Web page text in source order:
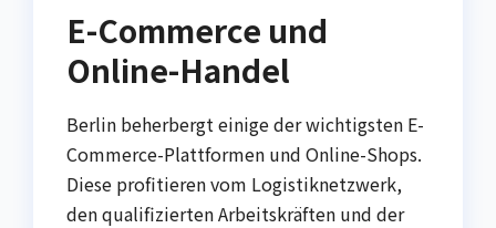
E-Commerce und
Online-Handel
Berlin beherbergt einige der wichtigsten E-
Commerce-Plattformen und Online-Shops.
Diese profitieren vom Logistiknetzwerk,
den qualifizierten Arbeitskräften und der